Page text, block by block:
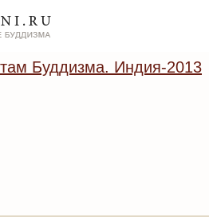
Буддизма. Индия-2013